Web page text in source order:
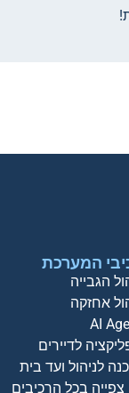
המערכת
הגבייה
אחזקה
AI
לדיירים
לניהול ועד בית
בכל הרכיבים